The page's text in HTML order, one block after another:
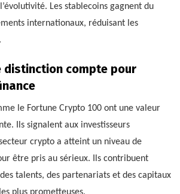
Les stablecoins gagnent du
internationaux, réduisant les
distinction compte pour
le Fortune Crypto 100 ont une valeur
Ils signalent aux investisseurs
crypto a atteint un niveau de
être pris au sérieux. Ils contribuent
talents, des partenariats et des capitaux